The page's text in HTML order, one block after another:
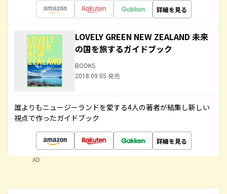
詳細を見る
LOVELY GREEN NEW ZEALAND 未来
の国を旅するガイドブック
BOOKS
2018.09.05 発売
誰よりもニュージーランドを愛する4人の著者が結集し新しい
視点で作ったガイドブック
詳細を見る
AD